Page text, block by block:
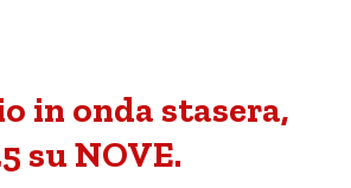
in onda stasera,
su NOVE.